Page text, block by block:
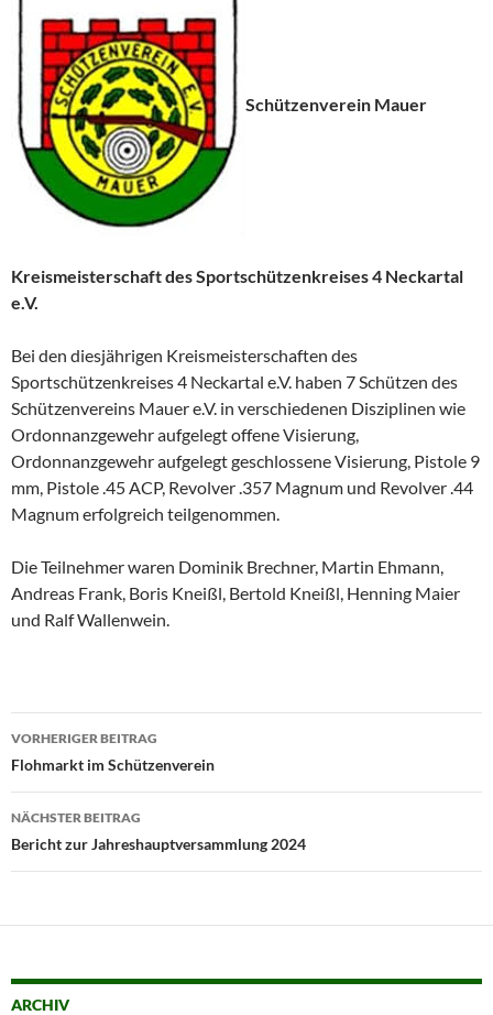
Schützenverein Mauer
Kreismeisterschaft des Sportschützenkreises 4 Neckartal
e.V.
Bei den diesjährigen Kreismeisterschaften des
Sportschützenkreises 4 Neckartal e.V. haben 7 Schützen des
Schützenvereins Mauer e.V. in verschiedenen Disziplinen wie
Ordonnanzgewehr aufgelegt offene Visierung,
Ordonnanzgewehr aufgelegt geschlossene Visierung, Pistole 9
mm, Pistole .45 ACP, Revolver .357 Magnum und Revolver .44
Magnum erfolgreich teilgenommen.
Die Teilnehmer waren Dominik Brechner, Martin Ehmann,
Andreas Frank, Boris Kneißl, Bertold Kneißl, Henning Maier
und Ralf Wallenwein.
Beitragsnavigation
VORHERIGER BEITRAG
Flohmarkt im Schützenverein
NÄCHSTER BEITRAG
Bericht zur Jahreshauptversammlung 2024
ARCHIV